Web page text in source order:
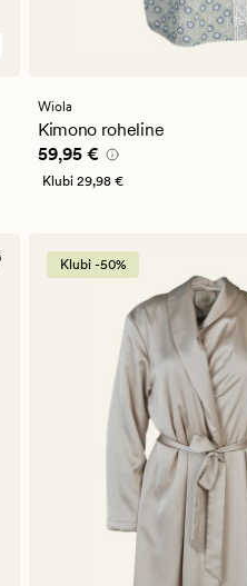
Wiola
Kimono roheline
Pris_ee 59,95 €
59,95 €
Klubi 29,98 €
Klubi -50%